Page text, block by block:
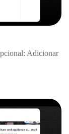
Adicionar